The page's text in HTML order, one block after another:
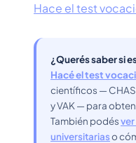
Hace el test
¿Querés saber si
Hacé el test
científicos —
y VAK — para
También podés
universitariaso